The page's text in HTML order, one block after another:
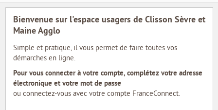
LES DÉMARCHES
PAIEMENT EN LIGNE
DÉCHETS
FAMILLE
CONTACTER L'AGGLO
Bienvenue sur l'espace usagers de Clisson Sèvre et
Maine Agglo
Simple et pratique, il vous permet de faire toutes vos
démarches en ligne.
Pour vous connecter à votre compte, complétez votre adresse
électronique et votre mot de passe
ou connectez-vous avec votre compte FranceConnect.